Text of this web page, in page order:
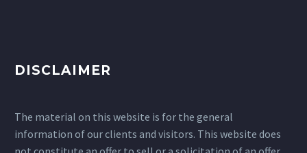
DISCLAIMER
The material on this website is for the general
information of our clients and visitors. This website does